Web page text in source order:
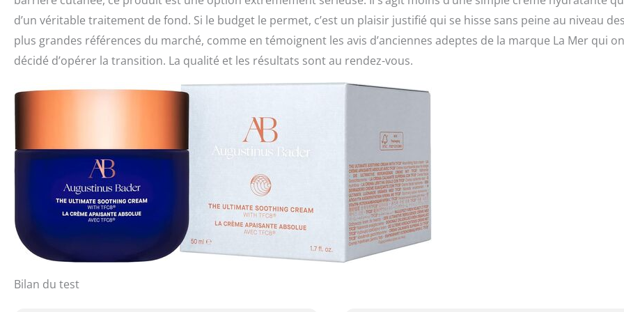
d’un véritable traitement de fond. Si le budget le permet, c’est un plaisir justifié qui se hisse sans peine au niveau des
plus grandes références du marché, comme en témoignent les avis d’anciennes adeptes de la marque La Mer qui
décidé d’opérer la transition. La qualité et les résultats sont au rendez-vous.
Bilan du test